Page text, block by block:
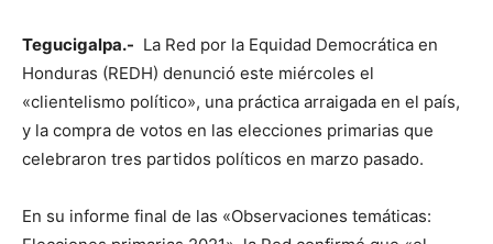
Tegucigalpa.- La Red por la Equidad Democrática en
Honduras (REDH) denunció este miércoles el
«clientelismo político», una práctica arraigada en el país,
y la compra de votos en las elecciones primarias que
celebraron tres partidos políticos en marzo pasado.
En su informe final de las «Observaciones temáticas: